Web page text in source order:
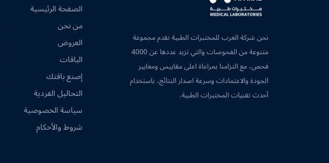
نحن شركة العرب للمختبرات الطبية نقدم مجموعة
متنوعة من الفحوصات والتي تزيد عددها عن 4000
فحص، مع التزامنا بمراعاة اعلى مقاييس ومعايير
الجودة والاعتمادات وسرعة اصدار النتائج، باستخدام
أحدث تقنيات المختبرات الطبية.
الصفحة الرئيسية
من نحن
العروض
الباقات
إصنع باقتك
التحاليل الفردية
سياسة الخصوصية
شروط والأحكام